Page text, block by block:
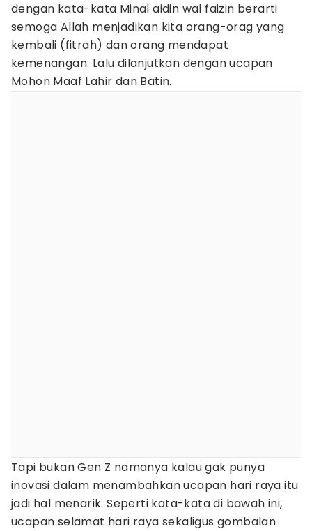
dengan kata-kata Minal aidin wal faizin berarti
semoga Allah menjadikan kita orang-orag yang
kembali (fitrah) dan orang mendapat
kemenangan. Lalu dilanjutkan dengan ucapan
Mohon Maaf Lahir dan Batin.
Tapi bukan Gen Z namanya kalau gak punya
inovasi dalam menambahkan ucapan hari raya itu
jadi hal menarik. Seperti kata-kata di bawah ini,
ucapan selamat hari raya sekaligus gombalan